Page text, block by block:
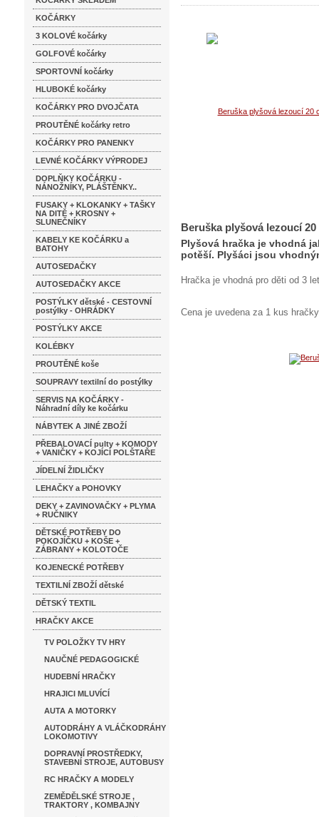
KOČÁRKY
3 KOLOVÉ kočárky
GOLFOVÉ kočárky
SPORTOVNÍ kočárky
HLUBOKÉ kočárky
KOČÁRKY PRO DVOJČATA
PROUTĚNÉ kočárky retro
KOČÁRKY PRO PANENKY
LEVNÉ KOČÁRKY VÝPRODEJ
DOPLŇKY KOČÁRKU -
NÁNOŽNÍKY, PLÁŠTĚNKY..
FUSAKY + KLOKANKY + TAŠKY
NA DITĚ + KROSNY +
SLUNEČNÍKY
KABELY KE KOČÁRKU a
BATOHY
AUTOSEDAČKY
AUTOSEDAČKY AKCE
POSTÝLKY dětské - CESTOVNÍ
postýlky - OHRÁDKY
POSTÝLKY AKCE
KOLÉBKY
PROUTĚNÉ koše
SOUPRAVY textilní do postýlky
SERVIS NA KOČÁRKY -
Náhradní díly ke kočárku
NÁBYTEK A JINÉ ZBOŽÍ
PŘEBALOVACÍ pulty + KOMODY
+ VANIČKY + KOJÍCÍ POLŠTAŘE
JÍDELNÍ ŽIDLIČKY
LEHAČKY a POHOVKY
DEKY + ZAVINOVAČKY + PLYMA
+ RUČNIKY
DĚTSKÉ POTŘEBY DO
POKOJÍČKU + KOŠE +
ZÁBRANY + KOLOTOČE
KOJENECKÉ POTŘEBY
TEXTILNÍ ZBOŽÍ dětské
DĚTSKÝ TEXTIL
HRAČKY AKCE
TV POLOŽKY TV HRY
NAUČNÉ PEDAGOGICKÉ
HUDEBNÍ HRAČKY
HRAJICI MLUVÍCÍ
AUTA A MOTORKY
AUTODRÁHY A VLÁČKODRÁHY
LOKOMOTIVY
DOPRAVNÍ PROSTŘEDKY,
STAVEBNÍ STROJE, AUTOBUSY
RC HRAČKY A MODELY
ZEMĚDĚLSKÉ STROJE ,
TRAKTORY , KOMBAJNY
Beruška plyšová lezoucí 20
Plyšová hračka je vhodná
potěší. Plyšáci jsou
Hračka je vhodná pro děti od 3
Cena je uvedena za 1 kus